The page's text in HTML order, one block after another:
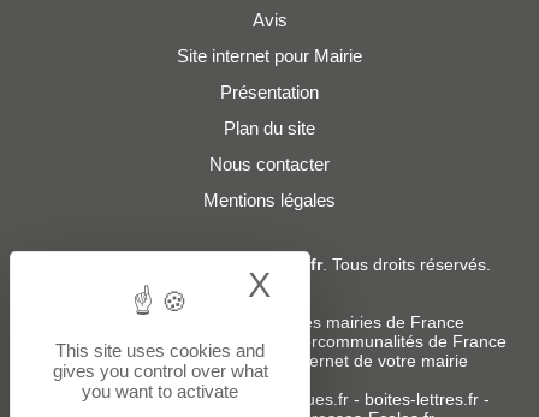
Avis
Site internet pour Mairie
Présentation
Plan du site
Nous contacter
Mentions légales
Adresses-Mairies.fr. Tous droits réservés.
Services :
Liste des adresses e-mails des mairies de France
Liste des adresses e-mails des intercommunalités de France
-Création ou refonte du site internet de votre mairie
Sites partenaires:donneespubliques.fr- boites-lettres.fr-
This site uses cookies and
gives you control over what
you want to activate
X